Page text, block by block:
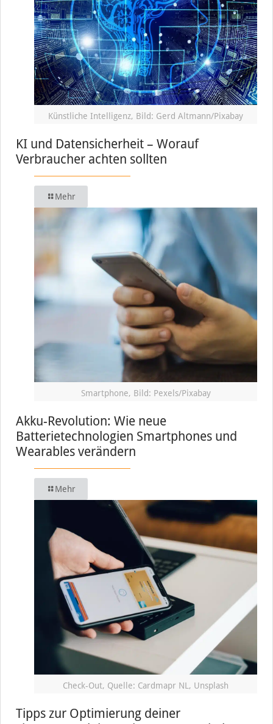
Künstliche Intelligenz, Bild: Gerd Altmann/Pixabay
KI und Datensicherheit – Worauf
Verbraucher achten sollten
Mehr
Smartphone, Bild: Pexels/Pixabay
Akku-Revolution: Wie neue
Batterietechnologien Smartphones und
Wearables verändern
Mehr
Check-Out, Quelle: Cardmapr NL, Unsplash
Tipps zur Optimierung deiner